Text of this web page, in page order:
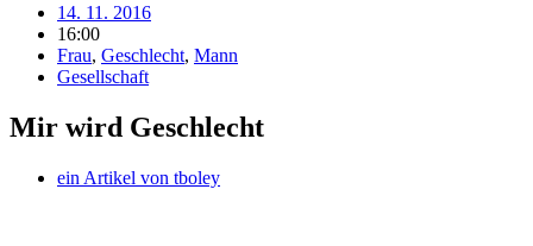
14. 11. 2016
16:00
Frau, Geschlecht, Mann
Gesellschaft
Mir wird Geschlecht
ein Artikel von tboley